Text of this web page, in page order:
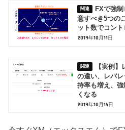
FXで強
意すべき5つの
ット数でコン
2019年10月11日
【実例
の違い、レバ
持率も増え、
くなる
2019年10月14日